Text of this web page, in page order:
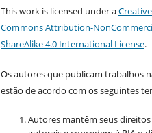
This work is licensed under aCreative
Commons Attribution-
ShareAlike 4.0 International License.
Os autores que publicam trabalhos
estão de acordo com os seguintes
Autores mantêm seus direitos